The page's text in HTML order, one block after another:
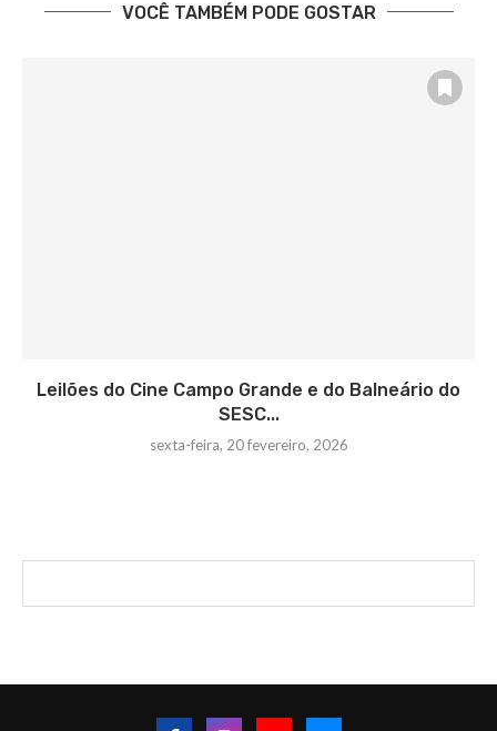
VOCÊ TAMBÉM PODE GOSTAR
Leilões do Cine Campo Grande e do Balneário do
SESC...
sexta-feira, 20 fevereiro, 2026